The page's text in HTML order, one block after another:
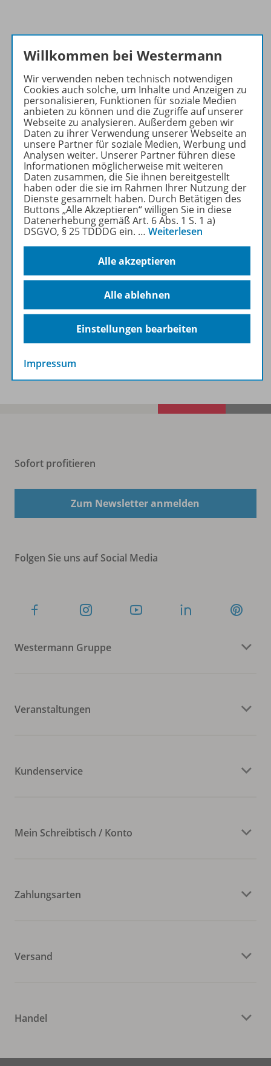
Produktinformationen
Beschreibung
Zugehörige Produkte
Digitale Unterrichtsmaterialien
Benachrichtigungs-Service
Sofort profitieren
Zum Newsletter anmelden
Folgen Sie uns auf Social Media
Westermann Gruppe
Veranstaltungen
Kundenservice
Mein Schreibtisch / Konto
Zahlungsarten
Versand
Handel
Willkommen bei Westermann
Wir verwenden neben technisch notwendigen
Cookies auch solche, um Inhalte und Anzeigen zu
personalisieren, Funktionen für soziale Medien
anbieten zu können und die Zugriffe auf unserer
Webseite zu analysieren. Außerdem geben wir
Daten zu ihrer Verwendung unserer Webseite an
unsere Partner für soziale Medien, Werbung und
Analysen weiter. Unserer Partner führen diese
Informationen möglicherweise mit weiteren
Daten zusammen, die Sie ihnen bereitgestellt
haben oder die sie im Rahmen Ihrer Nutzung der
Dienste gesammelt haben. Durch Betätigen des
Buttons „Alle Akzeptieren“ willigen Sie in diese
Datenerhebung gemäß Art. 6 Abs. 1 S. 1 a)
DSGVO, § 25 TDDDG ein. … Weiterlesen
Alle akzeptieren
Alle ablehnen
Einstellungen bearbeiten
Impressum